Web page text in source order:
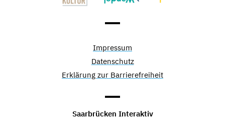
Impressum
Datenschutz
Erklärung zur Barrierefreiheit
Saarbrücken Interaktiv